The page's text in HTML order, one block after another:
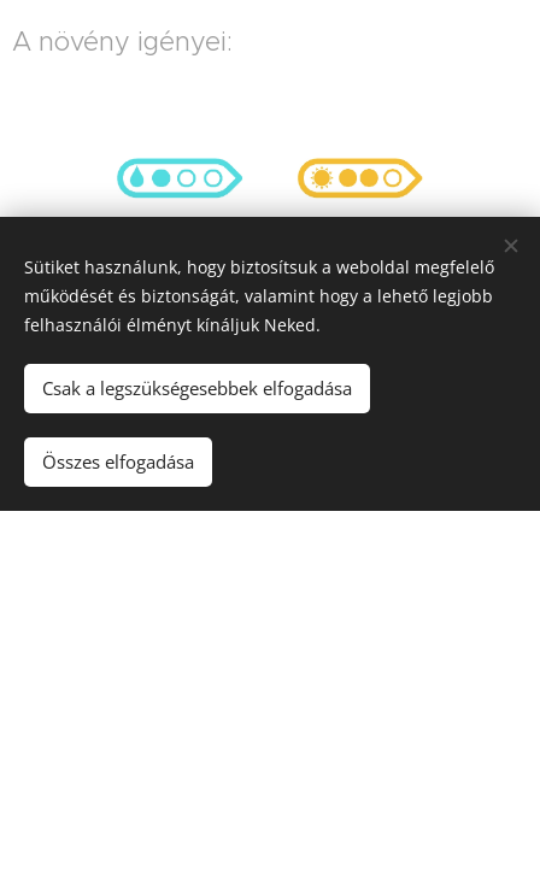
A növény igényei:
Víz
árudánknál!
Sütiket használunk, hogy biztosítsuk a weboldal megfelelő
működését és biztonságát, valamint hogy a lehető legjobb
felhasználói élményt kínáljuk Neked.
Csak a legszükségesebbek elfogadása
Összes elfogadása